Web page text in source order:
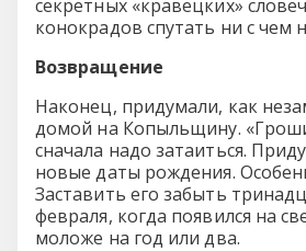
секретных «кравецких»
конокрадов спутать ни с чем
Возвращение
Наконец, придумали, как
домой на Копыльщину.
сначала надо затаиться.
новые даты рождения.
Заставить его забыть
февраля, когда появился на
моложе на год или два.